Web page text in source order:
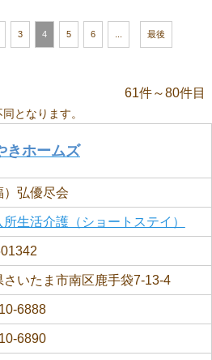
3 4 5 6 最後
61件～80件目
となります。
きホームズ
）弘優尽会
生活介護（ショートステイ）
さいたま市南区鹿手袋7-13-4
6888
6890